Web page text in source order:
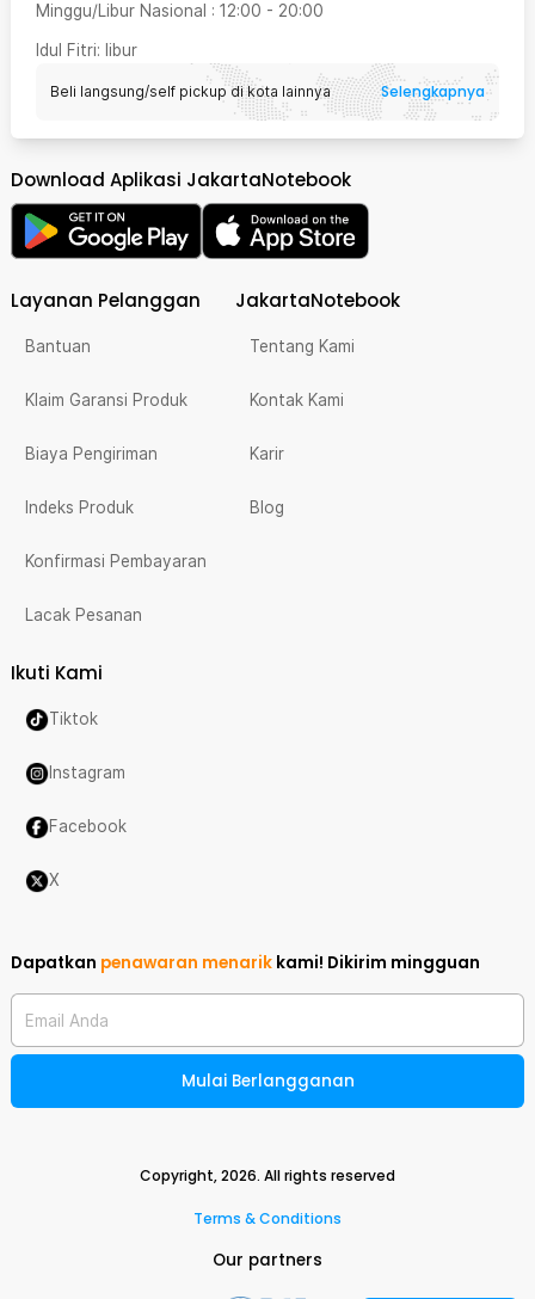
Minggu/Libur Nasional : 12:00 - 20:00
Idul Fitri: libur
Beli langsung/self pickup di kota lainnya Selengkapnya
Download Aplikasi JakartaNotebook
Layanan Pelanggan
Bantuan
Klaim Garansi Produk
Biaya Pengiriman
Indeks Produk
Konfirmasi Pembayaran
Lacak Pesanan
JakartaNotebook
Tentang Kami
Kontak Kami
Karir
Blog
Ikuti Kami
Tiktok
Instagram
Facebook
X
Dapatkan penawaran menarik kami! Dikirim mingguan
Email Anda
Mulai Berlangganan
Copyright,2026. All rights reserved
Terms & Conditions
Our partners